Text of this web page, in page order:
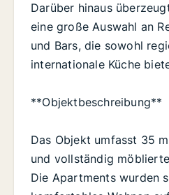
Darüber hinaus
eine große Auswahl an
und Bars, die sowohl
internationale Küche
**Objektbeschreibung**
Das Objekt umfasst 35
und vollständig
Die Apartments wurden